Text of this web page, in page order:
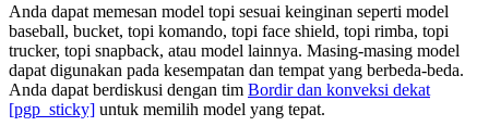
Anda dapat memesan model topi sesuai keinginan seperti model
baseball, bucket, topi komando, topi face shield, topi rimba, topi
trucker, topi snapback, atau model lainnya. Masing-masing model
dapat digunakan pada kesempatan dan tempat yang berbeda-beda.
Anda dapat berdiskusi dengan tim Bordir dan konveksi dekat
[pgp_sticky] untuk memilih model yang tepat.